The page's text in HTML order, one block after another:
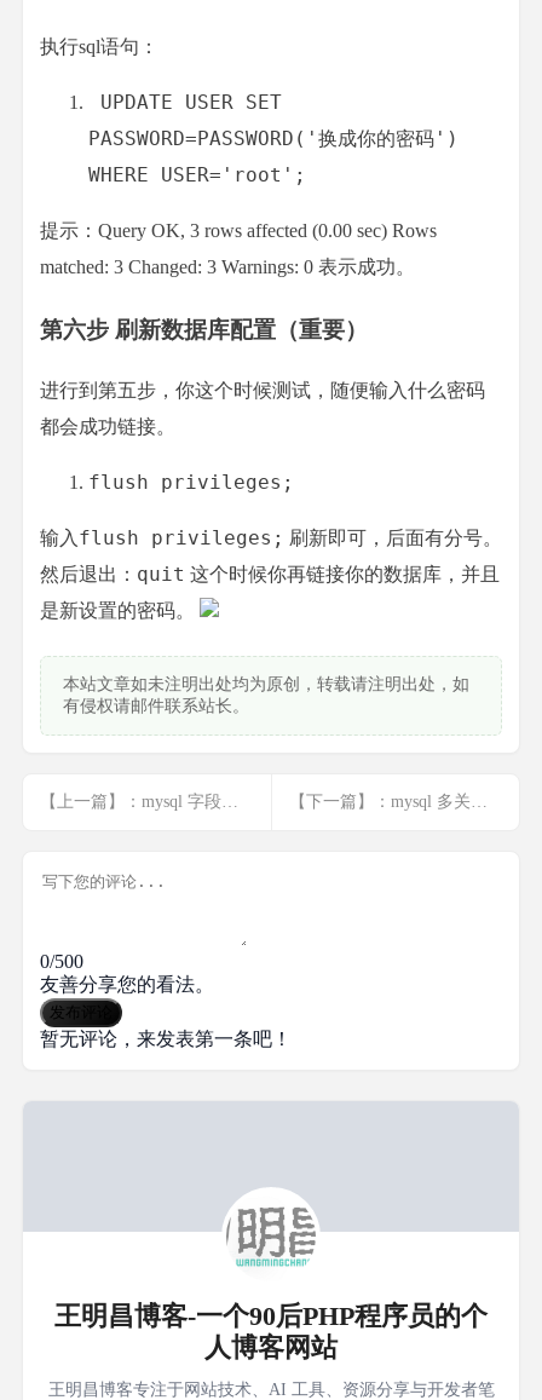
执行sql语句：
PASSWORD=PASSWORD ( '换成你的密码' )
WHERE USER= 'root' ;
提示：Query OK, 3 rows affected (0.00 sec) Rows
matched: 3 Changed: 3 Warnings: 0 表示成功。
第六步 刷新数据库配置（重要）
进行到第五步，你这个时候测试，随便输入什么密码
都会成功链接。
flush privileges ;
输入 flush privileges; 刷新即可，后面有分号。
然后退出： quit 这个时候你再链接你的数据库，并且
是新设置的密码。
本站文章如未注明出处均为原创，转载请注明出处，如
有侵权请邮件联系站长。
【上一篇】：mysql 字段中有空格错误 1166 【下一篇】：mysql 多关键词搜索concat
0/500
友善分享您的看法。
发布评论
暂无评论，来发表第一条吧！
王明昌博客-一个90后PHP程序员的个
人博客网站
王明昌博客专注于网站技术、AI 工具、资源分享与开发者笔